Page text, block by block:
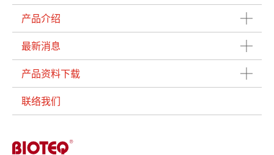
产品介绍
最新消息
产品资料下载
联络我们